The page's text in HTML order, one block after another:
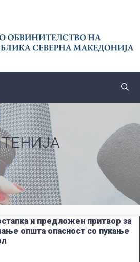
и предложен притвор за
општа опасност со пукање